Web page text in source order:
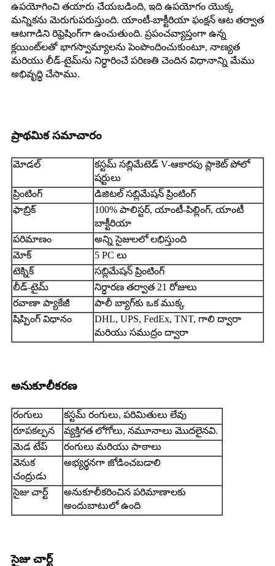
ఉపయోగించి తయారు చేయబడింది, ఇది ఉపయోగం యొక్క
మన్నికను మెరుగుపరుస్తుంది. యాంటీ-బాక్టీరియా ఫంక్షన్ ఆట తర్వాత
ఆటగాడిని రిఫ్రెషింగ్‌గా ఉంచుతుంది. ప్రపంచవ్యాప్తంగా ఉన్న
క్లయింట్‌లతో భాగస్వామ్యాలను పెంపొందించుకుంటూ, నాణ్యత
మరియు లీడ్-టైమ్‌ను నిర్ధారించే పరిణతి చెందిన విధానాన్ని మేము
అభివృద్ధి చేసాము.
ప్రాథమిక సమాచారం
మోడల్
కస్టమ్ సబ్లిమేటెడ్ V-ఆకారపు ప్లాకెట్ పోలో
షర్టులు
ప్రింటింగ్
డిజిటల్ సబ్లిమేషన్ ప్రింటింగ్
ఫాబ్రిక్
100% పాలిస్టర్, యాంటీ-పిల్లింగ్, యాంటీ
బాక్టీరియా
పరిమాణం
అన్ని సైజులలో లభిస్తుంది
మోక్
5 PC లు
టెక్నిక్
సబ్లిమేషన్ ప్రింటింగ్
లీడ్-టైమ్
నిర్ధారణ తర్వాత 21 రోజులు
రవాణా ప్యాకేజీ
పాలీ బ్యాగ్‌కు ఒక ముక్క
షిప్పింగ్ విధానం
DHL, UPS, FedEx, TNT, గాలి ద్వారా
మరియు సముద్రం ద్వారా
అనుకూలీకరణ
రంగులు
కస్టమ్ రంగులు, పరిమితులు లేవు
రూపకల్పన
వ్యక్తిగత లోగోలు, నమూనాలు మొదలైనవి.
మెడ టేప్
రంగులు మరియు పాఠాలు
వెనుక
చంద్రుడు
అభ్యర్థనగా జోడించబడాలి
సైజు చార్ట్
అనుకూలీకరించిన పరిమాణాలకు
అందుబాటులో ఉంది
సైజు చార్ట్